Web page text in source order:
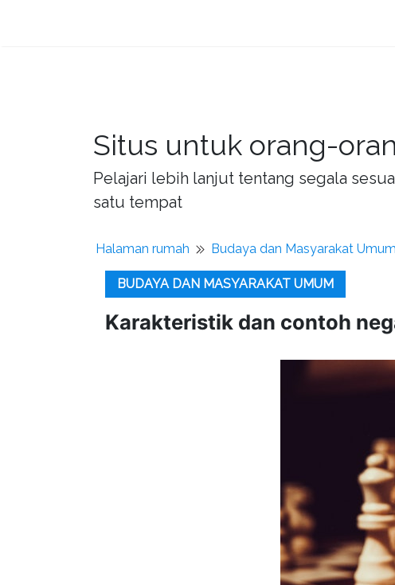
Situs untuk orang-
Pelajari lebih lanjut tentang segala
satu tempat
Halaman rumah Budaya dan Masyarakat Umum
BUDAYA DAN MASYARAKAT UMUM
Karakteristik dan contoh